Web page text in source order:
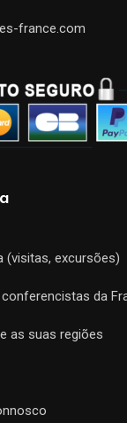
france.com
(visitas, excursões)
da
as suas regiões